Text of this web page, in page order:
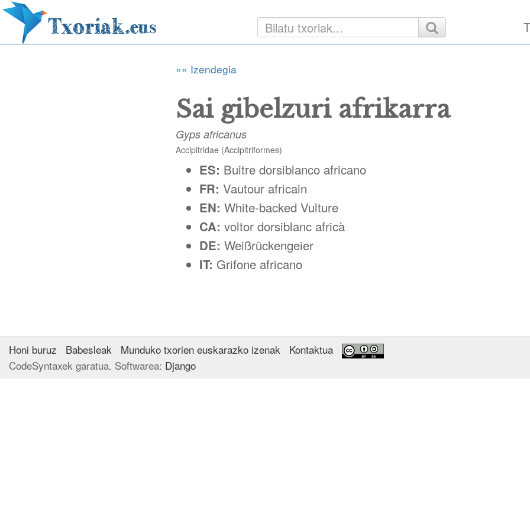
«« Izendegia
Sai gibelzuri afrikarra
Gyps africanus
Accipitridae (Accipitriformes)
ES: Buitre dorsiblanco africano
FR: Vautour africain
EN: White-backed Vulture
CA: voltor dorsiblanc africà
DE: Weißrückengeier
IT: Grifone africano
Honi buruz Babesleak Munduko txorien euskarazko izenak
Kontaktua
CodeSyntaxek garatua. Softwarea: Django